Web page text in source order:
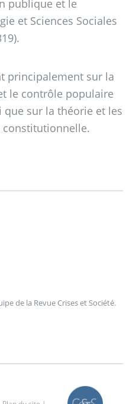
publique et le
et Sciences Sociales
principalement sur la
le contrôle populaire
que sur la théorie et les
de la Revue Crises et Société.